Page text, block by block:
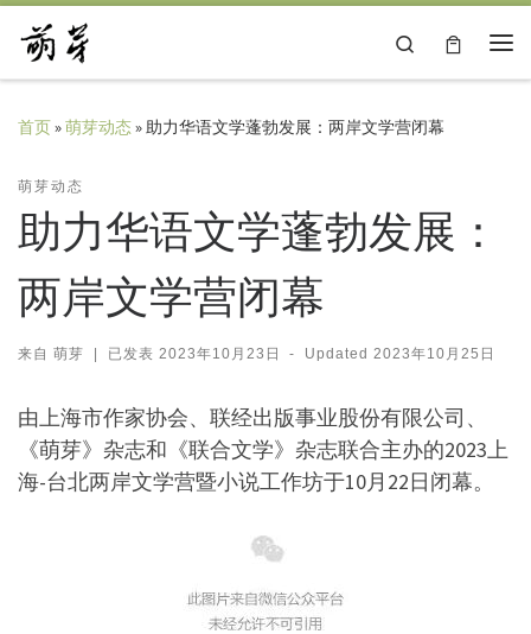
Skip to content
Search
首页»萌芽动态»助力华语文学蓬勃发展：两岸文学营闭幕
萌芽动态
助力华语文学蓬勃发展：
两岸文学营闭幕
来自 萌芽 | 已发表 2023年10月23日 - Updated2023年10月25日
由上海市作家协会、联经出版事业股份有限公司、
《萌芽》杂志和《联合文学》杂志联合主办的2023上
海-台北两岸文学营暨小说工作坊于10月22日闭幕。